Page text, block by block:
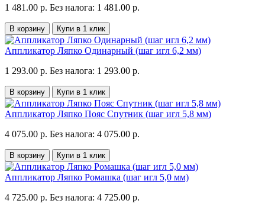
1 481.00 р. Без налога: 1 481.00 р.
В корзину Купи в 1 клик
Аппликатор Ляпко Одинарный (шаг игл 6,2 мм)
1 293.00 р. Без налога: 1 293.00 р.
В корзину Купи в 1 клик
Аппликатор Ляпко Пояс Спутник (шаг игл 5,8 мм)
4 075.00 р. Без налога: 4 075.00 р.
В корзину Купи в 1 клик
Аппликатор Ляпко Ромашка (шаг игл 5,0 мм)
4 725.00 р. Без налога: 4 725.00 р.